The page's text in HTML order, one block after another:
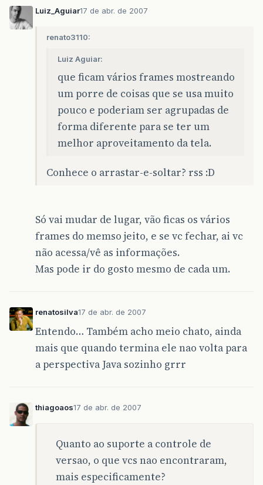
Luiz_Aguiar17 de abr. de 2007
renato3110:
Luiz Aguiar:
que ficam vários frames mostreando
um porre de coisas que se usa muito
pouco e poderiam ser agrupadas de
forma diferente para se ter um
melhor aproveitamento da tela.
Conhece o arrastar-e-soltar? rss :D
Só vai mudar de lugar, vão ficas os vários
frames do memso jeito, e se vc fechar, ai vc
não acessa/vê as informações.
Mas pode ir do gosto mesmo de cada um.
renatosilva17 de abr. de 2007
Entendo… Também acho meio chato, ainda
mais que quando termina ele nao volta para
a perspectiva Java sozinho grrr
thiagoaos17 de abr. de 2007
Quanto ao suporte a controle de
versao, o que vcs nao encontraram,
mais especificamente?